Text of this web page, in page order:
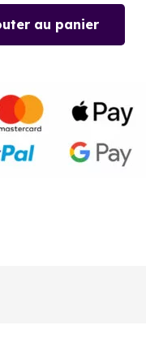
au panier